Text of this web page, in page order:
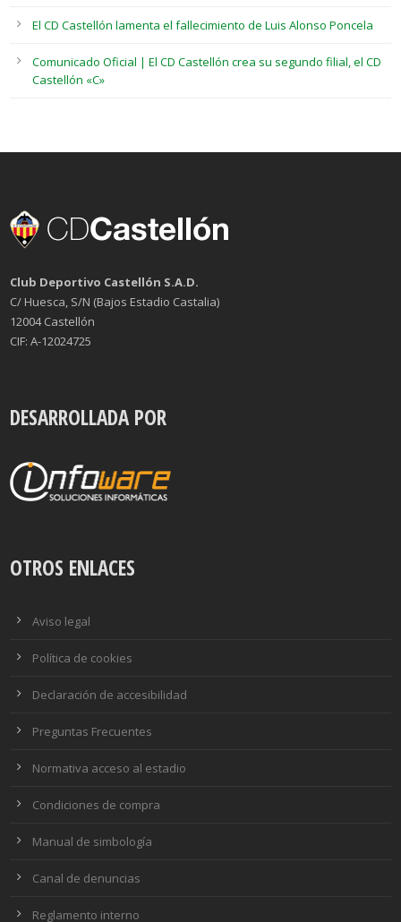
El CD Castellón lamenta el fallecimiento de Luis Alonso Poncela
Comunicado Oficial | El CD Castellón crea su segundo filial, el CD
Castellón «C»
Club Deportivo Castellón S.A.D.
C/ Huesca, S/N (Bajos Estadio Castalia)
12004 Castellón
CIF: A-12024725
DESARROLLADA POR
OTROS ENLACES
Aviso legal
Política de cookies
Declaración de accesibilidad
Preguntas Frecuentes
Normativa acceso al estadio
Condiciones de compra
Manual de simbología
Canal de denuncias
Reglamento interno